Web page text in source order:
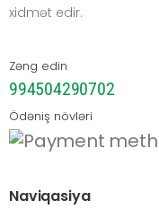
xidmət edir.
Zəng edin
994504290702
Ödəniş növləri
Naviqasiya